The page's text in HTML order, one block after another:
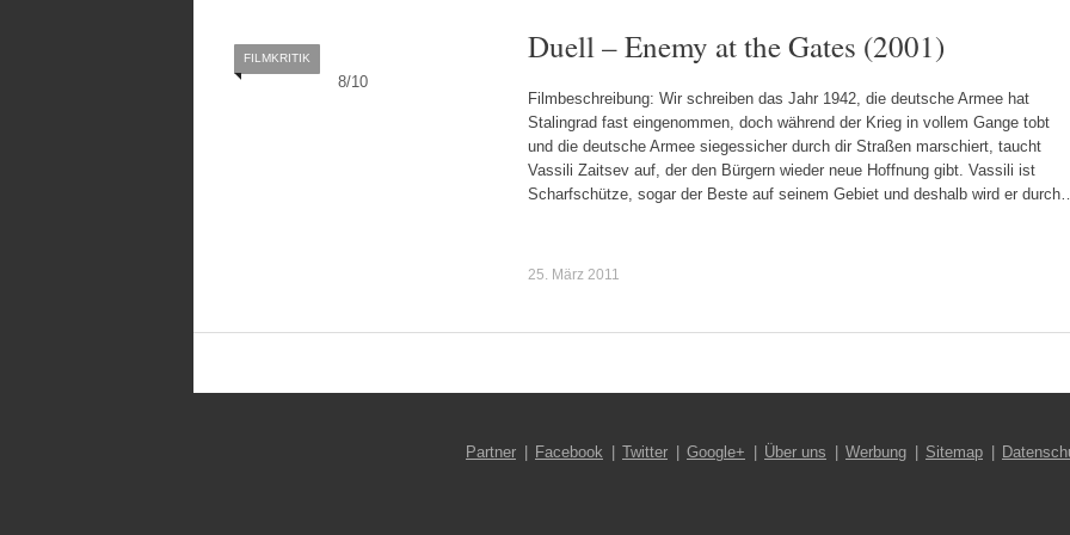
8/10
FILMKRITIK Duell – Enemy at the Gates (2001)
Filmbeschreibung: Wir schreiben das Jahr 1942, die deutsche Armee hat
Stalingrad fast eingenommen, doch während der Krieg in vollem Gange tobt
und die deutsche Armee siegessicher durch dir Straßen marschiert, taucht
Vassili Zaitsev auf, der den Bürgern wieder neue Hoffnung gibt. Vassili ist
Scharfschütze, sogar der Beste auf seinem Gebiet und deshalb wird er
25. März 2011
Partner Facebook Twitter Google+ Über uns Werbung Sitemap